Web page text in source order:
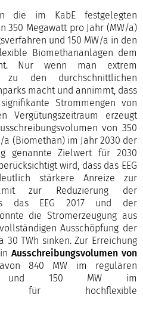
die im KabE festgelegten
350 Megawatt pro Jahr (MW/a)
und 150 MW/a in den
Biomethananlagen dem
Nur wenn man extrem
zu den durchschnittlichen
macht und annimmt, dass
Strommengen von
Vergütungszeitraum erzeugt
von 350
a (Biomethan) im Jahr 2030 der
genannte Zielwert für 2030
wird, dass das EEG
stärkere Anreize zur
zur Reduzierung der
das EEG 2017 und der
die Stromerzeugung aus
Ausschöpfung der
30 TWh sinken. Zur Erreichung
Ausschreibungsvolumen von
840 MW im regulären
und 150 MW im
für hochflexible